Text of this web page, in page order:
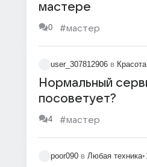
мастере
0 #мастер
user_307812906 в
Нормальный
посоветует?
4 #мастер
poor090 в Любая техника•